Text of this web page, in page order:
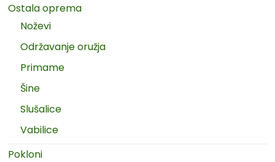
Ostala oprema
Noževi
Održavanje oružja
Primame
Šine
Slušalice
Vabilice
Pokloni